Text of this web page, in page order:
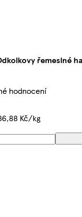
řemeslné
hodnocení
Kč/kg